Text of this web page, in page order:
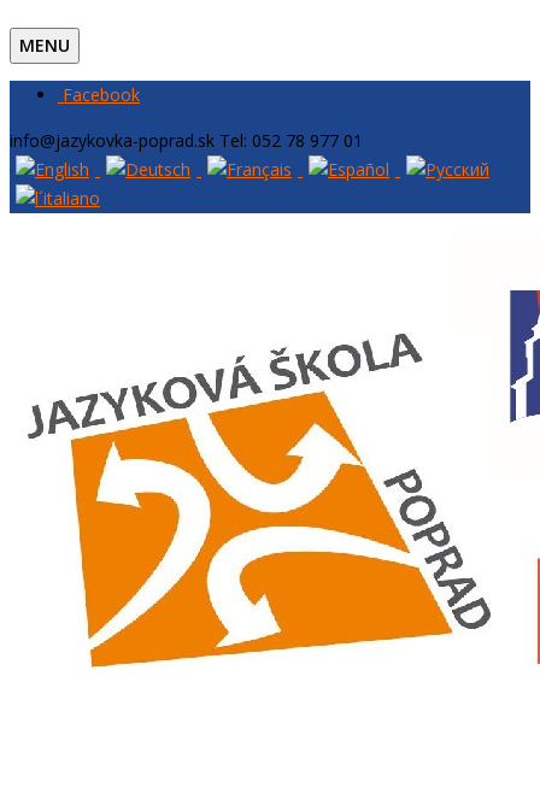
MENU
Facebook
info@jazykovka-poprad.sk Tel: 052 78 977 01